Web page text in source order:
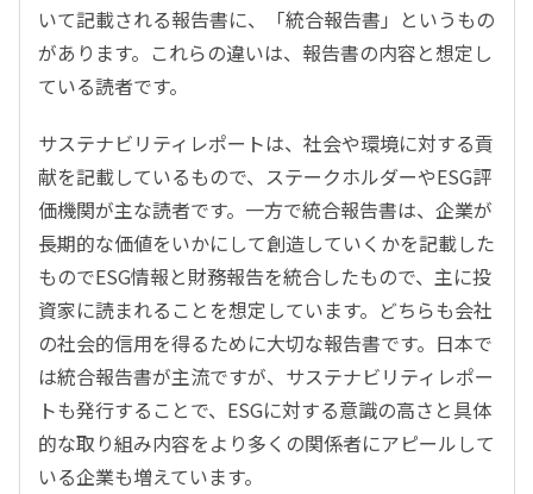
いて記載される報告書に、「統合報告書」というもの
があります。これらの違いは、報告書の内容と想定し
ている読者です。
サステナビリティレポートは、社会や環境に対する貢
献を記載しているもので、ステークホルダーやESG評
価機関が主な読者です。一方で統合報告書は、企業が
長期的な価値をいかにして創造していくかを記載した
ものでESG情報と財務報告を統合したもので、主に投
資家に読まれることを想定しています。どちらも会社
の社会的信用を得るために大切な報告書です。日本で
は統合報告書が主流ですが、サステナビリティレポー
トも発行することで、ESGに対する意識の高さと具体
的な取り組み内容をより多くの関係者にアピールして
いる企業も増えています。